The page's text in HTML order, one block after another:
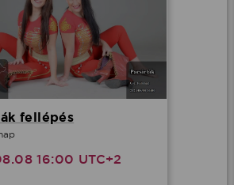
fellépés
16:00 UTC+2